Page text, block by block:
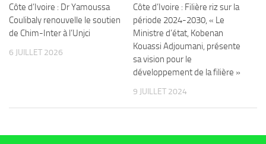
Côte d’Ivoire : Dr Yamoussa
Coulibaly renouvelle le soutien
de Chim-Inter à l’Unjci
6 JUILLET 2026
Côte d’Ivoire : Filière riz sur la
période 2024-2030, « Le
Ministre d’état, Kobenan
Kouassi Adjoumani, présente
sa vision pour le
développement de la filière »
9 JUILLET 2024